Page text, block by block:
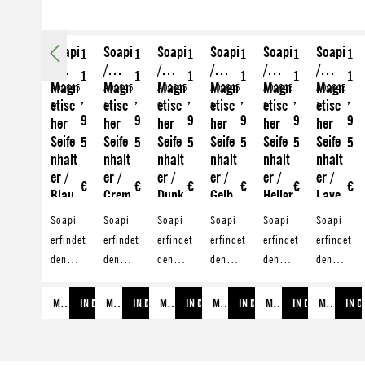
Soapi
Magn
etisc
her
Seife
nhalt
er /
Blau
A00645
6
1
1
,
9
5
€
Soapi
erfindet
den
hen
magneti
MEHR ERFAHREN IN DEN WARENKORB
Soapi
/
Magn
etisc
her
Seife
nhalt
er /
Crem
eweiß
A00645
1
1
1
,
9
5
€
Soapi
erfindet
den
hen
magneti
MEHR ERFAHREN IN DEN WARENKORB
Soapi
/
Magn
etisc
her
Seife
nhalt
er /
Dunk
elgra
A00645
9
1
1
,
9
5
€
Soapi
erfindet
den
hen
magneti
MEHR ERFAHREN IN DEN WARENKORB
Soapi
/
Magn
etisc
her
Seife
nhalt
er /
Gelb
A00645
8
1
1
,
9
5
€
Soapi
erfindet
den
hen
magneti
MEHR ERFAHREN IN DEN WARENKORB
Soapi
/
Magn
etisc
her
Seife
nhalt
er /
Hellgr
au
A00645
2
1
1
,
9
5
€
Soapi
erfindet
den
hen
magneti
MEHR ERFAHREN IN DEN
Soapi
/
Magn
etisc
her
Seife
nhalt
er /
Lave
ndel
A00645
3
1
1
,
9
5
€
Soapi
erfindet
den
hen
magneti
MEHR ERFAHREN IN